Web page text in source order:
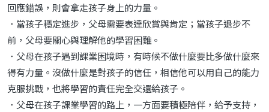
回應錯誤，則會拿走孩子身上的力量。
．當孩子穩定進步，父母需要表達欣賞與肯定；當孩子退步不
前，父母要關心與理解他的學習困難。
．父母在孩子遇到課業困境時，有時候不做什麼要比多做什麼來
得有力量。沒做什麼是對孩子的信任，相信他可以用自己的能力
克服挑戰，也將學習的責任完全交還給孩子。
．父母在孩子課業學習的路上，一方面要積極陪伴，給予支持，